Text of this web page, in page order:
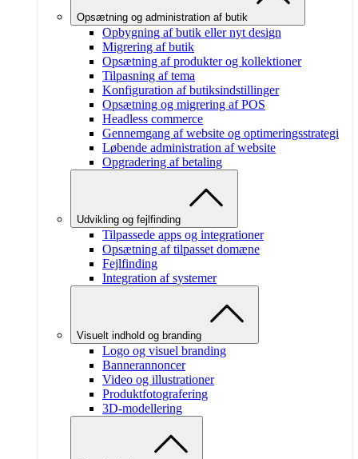
Opsætning og administration af butik
Opbygning af butik eller nyt design
Migrering af butik
Opsætning af produkter og kollektioner
Tilpasning af tema
Konfiguration af butiksindstillinger
Opsætning og migrering af POS
Headless commerce
Gennemgang af website og optimeringsstrategi
Løbende administration af website
Opgradering af betaling
Udvikling og fejlfinding
Tilpassede apps og integrationer
Opsætning af tilpasset domæne
Fejlfinding
Integration af systemer
Visuelt indhold og branding
Logo og visuel branding
Bannerannoncer
Video og illustrationer
Produktfotografering
3D-modellering